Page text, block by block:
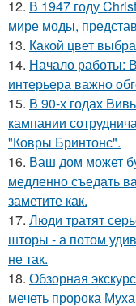
12. В 1947 году
мире моды,
13. Какой цвет
14. Начало работы:
интерьера важно
15. В 90-х годах
кампании
"Ковры Бринтонс".
16. Ваш дом может
медленно съедать
заметите как.
17. Люди тратят
шторы - а потом
не так.
18. Обзорная
мечеть пророка